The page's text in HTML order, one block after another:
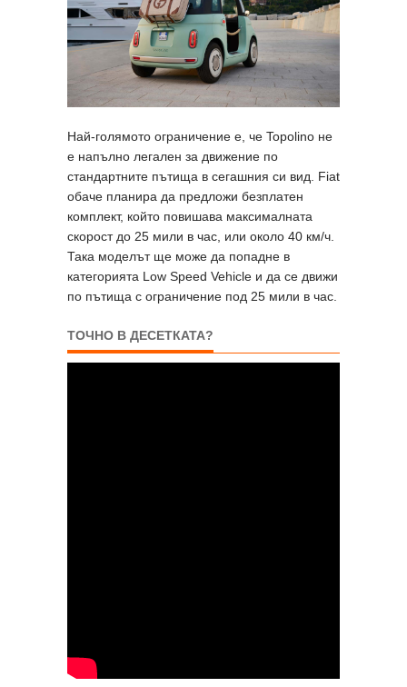
Най-голямото ограничение е, че Topolino не
е напълно легален за движение по
стандартните пътища в сегашния си вид. Fiat
обаче планира да предложи безплатен
комплект, който повишава максималната
скорост до 25 мили в час, или около 40 км/ч.
Така моделът ще може да попадне в
категорията Low Speed Vehicle и да се движи
по пътища с ограничение под 25 мили в час.
ТОЧНО В ДЕСЕТКАТА?